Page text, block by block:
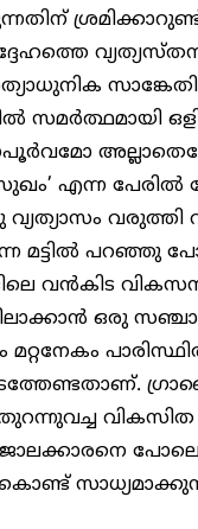
സുഖം’ എന്ന
വരുത്തി
മട്ടിൽ
വൻകിട
ഒരു
മറ്റനേകം
വികസിത
പോലെ
കൊണ്ട്